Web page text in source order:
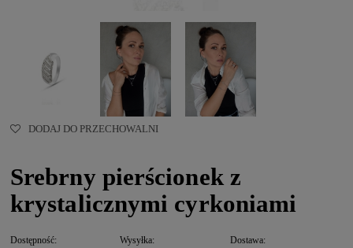
DODAJ DO PRZECHOWALNI
Srebrny pierścionek z
krystalicznymi cyrkoniami
Dostępność:
Wysyłka:
Dostawa: